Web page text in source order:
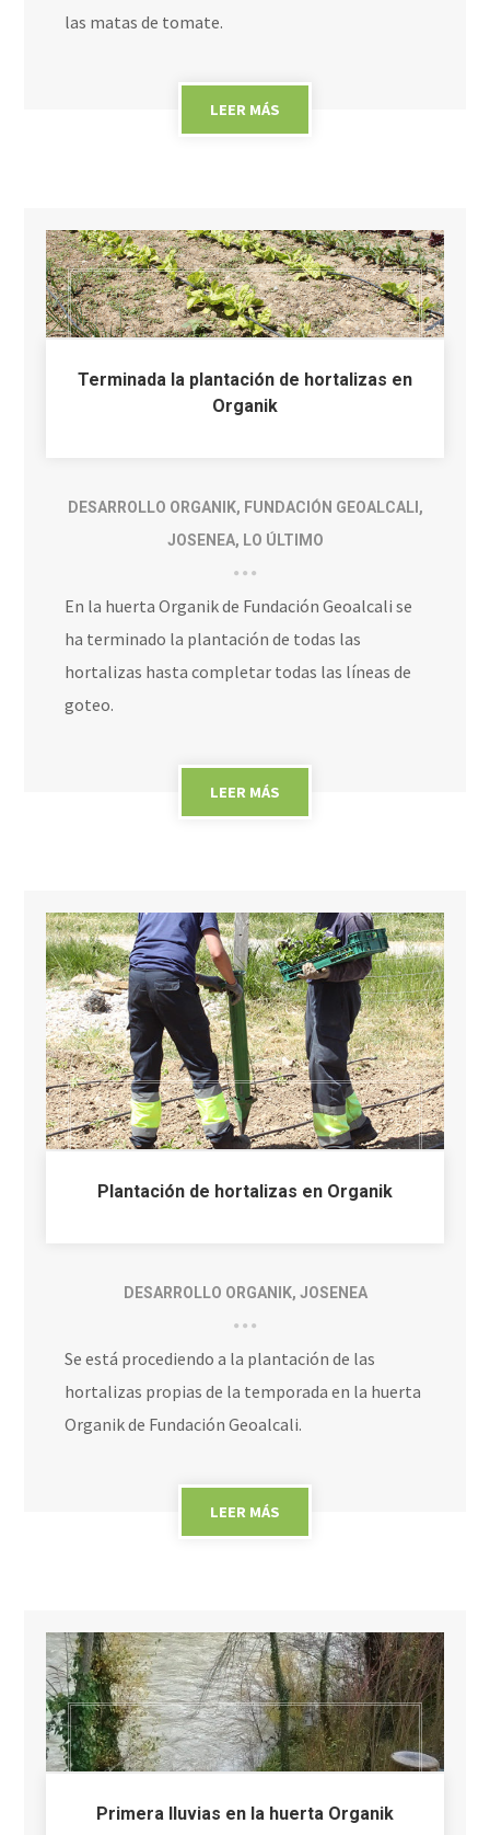
las matas de tomate.
LEER MÁS
Terminada la plantación de hortalizas en
Organik
DESARROLLO ORGANIK, FUNDACIÓN GEOALCALI ,
JOSENEA, LO ÚLTIMO
En la huerta Organik de Fundación Geoalcali se
ha terminado la plantación de todas las
hortalizas hasta completar todas las líneas de
goteo.
LEER MÁS
Plantación de hortalizas en Organik
DESARROLLO ORGANIK, JOSENEA
Se está procediendo a la plantación de las
hortalizas propias de la temporada en la huerta
Organik de Fundación Geoalcali.
LEER MÁS
Primera lluvias en la huerta Organik